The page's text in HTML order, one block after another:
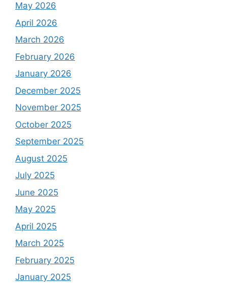
May 2026
April 2026
March 2026
February 2026
January 2026
December 2025
November 2025
October 2025
September 2025
August 2025
July 2025
June 2025
May 2025
April 2025
March 2025
February 2025
January 2025